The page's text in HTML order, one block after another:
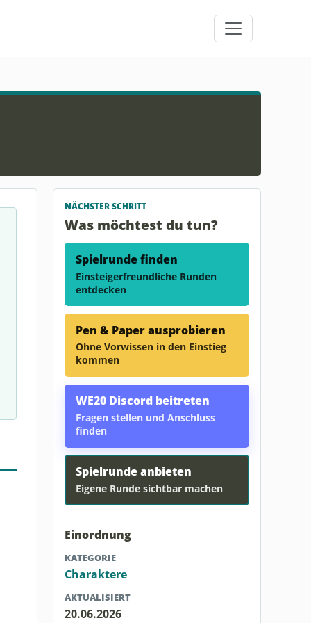
NÄCHSTER SCHRITT
Was möchtest du tun?
Spielrunde finden
Einsteigerfreundliche Runden
entdecken
Pen & Paper ausprobieren
Ohne Vorwissen in den Einstieg
kommen
WE20 Discord beitreten
Fragen stellen und Anschluss
finden
Spielrunde anbieten
Eigene Runde sichtbar machen
Einordnung
KATEGORIE
Charaktere
AKTUALISIERT
20.06.2026